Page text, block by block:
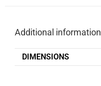
Additional information
DIMENSIONS